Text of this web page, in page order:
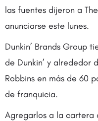
las fuentes dijeron a
anunciarse este lunes.
Dunkin’ Brands Group
de Dunkin’ y alrededor
Robbins en más de 60
de franquicia.
Agregarlos a la cartera